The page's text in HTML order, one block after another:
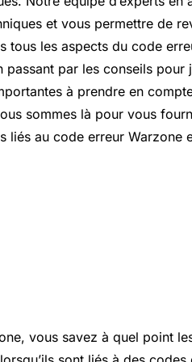
et vous permettre de
tous les aspects du code
passant par les conseils pour
à prendre en
sommes là pour vous
liés au code erreur Warzone
vous savez à quel point